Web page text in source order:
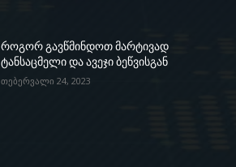
როგორ გავწმინდოთ მარტივად
ტანსაცმელი და ავეჯი ბეწვისგან
თებერვალი 24, 2023